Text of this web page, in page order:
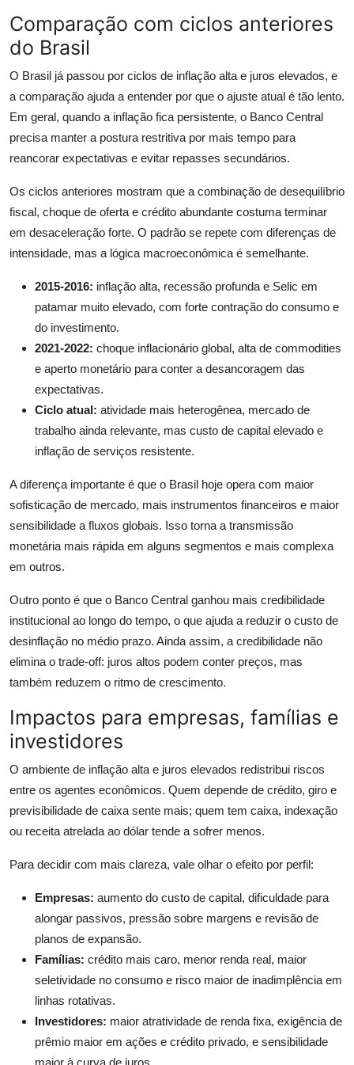
Comparação com ciclos anteriores
do Brasil
O Brasil já passou por ciclos de inflação alta e juros elevados, e
a comparação ajuda a entender por que o ajuste atual é tão lento.
Em geral, quando a inflação fica persistente, o Banco Central
precisa manter a postura restritiva por mais tempo para
reancorar expectativas e evitar repasses secundários.
Os ciclos anteriores mostram que a combinação de desequilíbrio
fiscal, choque de oferta e crédito abundante costuma terminar
em desaceleração forte. O padrão se repete com diferenças de
intensidade, mas a lógica macroeconômica é semelhante.
2015-2016: inflação alta, recessão profunda e Selic em
patamar muito elevado, com forte contração do consumo e
do investimento.
2021-2022: choque inflacionário global, alta de commodities
e aperto monetário para conter a desancoragem das
expectativas.
Ciclo atual: atividade mais heterogênea, mercado de
trabalho ainda relevante, mas custo de capital elevado e
inflação de serviços resistente.
A diferença importante é que o Brasil hoje opera com maior
sofisticação de mercado, mais instrumentos financeiros e maior
sensibilidade a fluxos globais. Isso torna a transmissão
monetária mais rápida em alguns segmentos e mais complexa
em outros.
Outro ponto é que o Banco Central ganhou mais credibilidade
institucional ao longo do tempo, o que ajuda a reduzir o custo de
desinflação no médio prazo. Ainda assim, a credibilidade não
elimina o trade-off: juros altos podem conter preços, mas
também reduzem o ritmo de crescimento.
Impactos para empresas, famílias e
investidores
O ambiente de inflação alta e juros elevados redistribui riscos
entre os agentes econômicos. Quem depende de crédito, giro e
previsibilidade de caixa sente mais; quem tem caixa, indexação
ou receita atrelada ao dólar tende a sofrer menos.
Para decidir com mais clareza, vale olhar o efeito por perfil:
Empresas: aumento do custo de capital, dificuldade para
alongar passivos, pressão sobre margens e revisão de
planos de expansão.
Famílias: crédito mais caro, menor renda real, maior
seletividade no consumo e risco maior de inadimplência em
linhas rotativas.
Investidores: maior atratividade de renda fixa, exigência de
prêmio maior em ações e crédito privado, e sensibilidade